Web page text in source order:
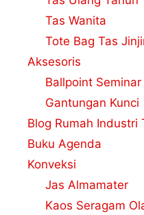
Tas Wanita
Tote Bag Tas
Aksesoris
Ballpoint Seminar
Gantungan Kunci
Blog Rumah Industri
Buku Agenda
Konveksi
Jas Almamater
Kaos Seragam